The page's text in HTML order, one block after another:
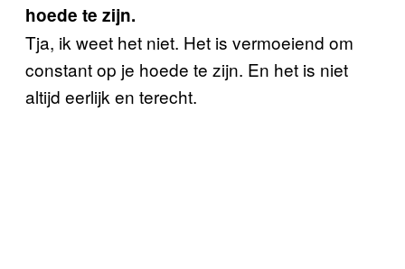
hoede te zijn.
Tja, ik weet het niet. Het is vermoeiend om
constant op je hoede te zijn. En het is niet
altijd eerlijk en terecht.